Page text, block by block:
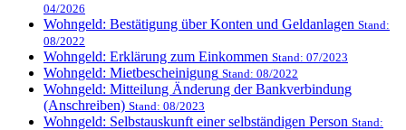
04/2026
Wohngeld: Bestätigung über Konten und Geldanlagen Stand:
08/2022
Wohngeld: Erklärung zum Einkommen Stand: 07/2023
Wohngeld: Mietbescheinigung Stand: 08/2022
Wohngeld: Mitteilung Änderung der Bankverbindung
(Anschreiben) Stand: 08/2023
Wohngeld: Selbstauskunft einer selbständigen Person Stand: